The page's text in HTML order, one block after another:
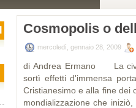
Cosmopolis o
mercoledì, gennaio 28, 2009
di Andrea Ermano La
sortì effetti d'immensa
Cristianesimo e alla fine dei
mondializzazione che